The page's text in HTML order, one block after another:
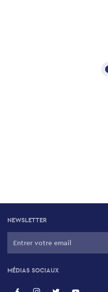
NEWSLETTER
MÉDIAS SOCIAUX